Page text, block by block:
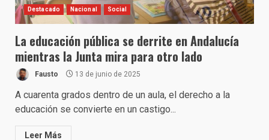
Destacado Nacional Social
La educación pública se derrite en Andalucía
mientras la Junta mira para otro lado
Fausto 13 de junio de 2025
A cuarenta grados dentro de un aula, el derecho a la
educación se convierte en un castigo...
Leer Más